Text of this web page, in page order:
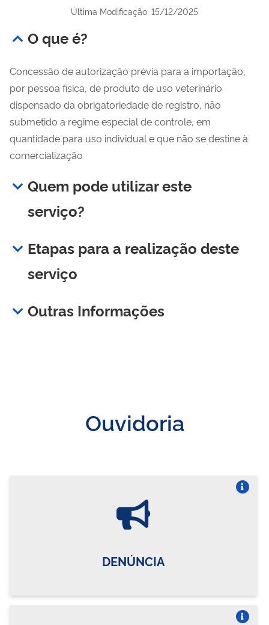
Última Modificação: 15/12/2025
O que é?
Concessão de autorização prévia para a importação,
por pessoa física, de produto de uso veterinário
dispensado da obrigatoriedade de registro, não
submetido a regime especial de controle, em
quantidade para uso individual e que não se destine à
comercialização
Quem pode utilizar este
serviço?
Etapas para a realização deste
serviço
Outras Informações
Ouvidoria
DENÚNCIA